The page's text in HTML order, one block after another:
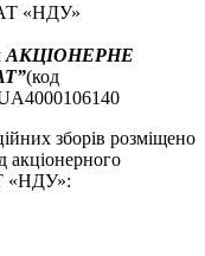
«НДУ»
АКЦІОНЕРНЕ
(код
зборів розміщено
акціонерного
«НДУ»: